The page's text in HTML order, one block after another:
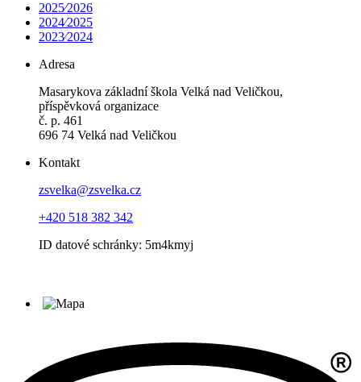
2025⁄2026
2024⁄2025
2023⁄2024
Adresa
Masarykova základní škola Velká nad Veličkou,
příspěvková organizace
č. p. 461
696 74 Velká nad Veličkou
Kontakt
zsvelka@zsvelka.cz
+420 518 382 342
ID datové schránky: 5m4kmyj